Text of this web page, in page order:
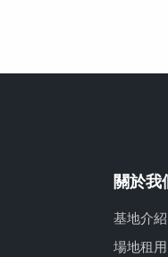
關於我
基地介紹
場地租用